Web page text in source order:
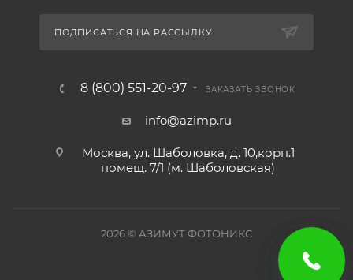
ПОДПИСАТЬСЯ НА РАССЫЛКУ
8 (800) 551-20-97 ЗАКАЗАТЬ ЗВОНОК
info@azimp.ru
Москва, ул. Шаболовка, д. 10,корп.1
помещ. 7/1 (м. Шаболовская)
2026© АЗИМУТ ФОТОНИКС